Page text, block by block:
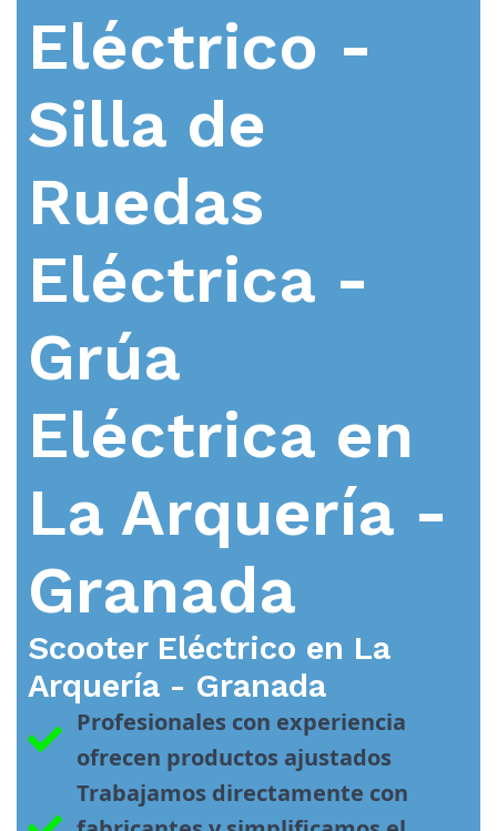
Eléctrico -
Silla de
Ruedas
Eléctrica -
Grúa
Eléctrica en
La Arquería -
Granada
Scooter Eléctrico en La
Arquería - Granada
Profesionales con experiencia
ofrecen productos ajustados
Trabajamos directamente con